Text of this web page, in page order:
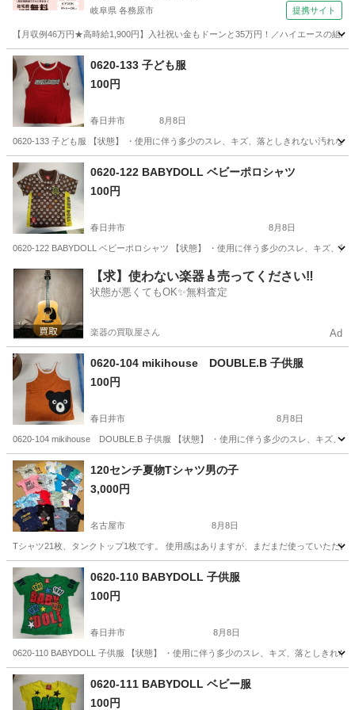
岐阜県 各務原市 提携サイト
【月収例46万円★高時給1,900円】入社祝い金もドーンと35万円！／ハイエースの組
岐阜 各務原市 0620-133 子ども服
100円
春日井市 8月8日
0620-133 子ども服 【状態】 ・使用に伴う多少のスレ、キズ、落としきれない汚れ
愛知 春日井市 0620-122 BABYDOLL ベビーポロシャツ
100円
春日井市 8月8日
0620-122 BABYDOLL ベビーポロシャツ 【状態】 ・使用に伴う多少のスレ、キズ、
愛知 春日井市 ベビー用品 現地
【求】使わない楽器🎸売ってください‼️
状態が悪くてもOK✨無料査定
楽器の買取屋さん Ad
0620-104 mikihouse DOUBLE.B 子供服
100円
春日井市 8月8日
0620-104 mikihouse DOUBLE.B 子供服 【状態】 ・使用に伴う多少のスレ、キズ、
愛知 春日井市 キッズ用品
120センチ夏物Tシャツ男の子
3,000円
名古屋市 8月8日
Tシャツ21枚、タンクトップ1枚です。 使用感はありますが、まだまだ使っていただ
愛知 名古屋市 0620-110 BABYDOLL 子供服
100円
春日井市 8月8日
0620-110 BABYDOLL 子供服 【状態】 ・使用に伴う多少のスレ、キズ、落としきれ
愛知 春日井市 0620-111 BABYDOLL ベビー服
100円